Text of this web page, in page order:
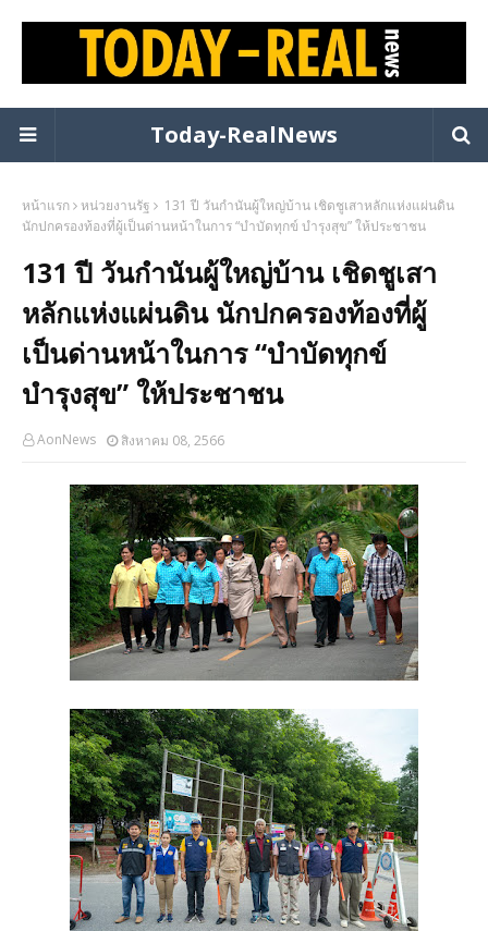
Today-RealNews
หน้าแรก หน่วยงานรัฐ
131 ปี วันกำนันผู้ใหญ่บ้าน เชิดชูเสาหลักแห่งแผ่นดิน
นักปกครองท้องที่ผู้เป็นด่านหน้าในการ “บำบัดทุกข์ บำรุงสุข” ให้ประชาชน
131 ปี วันกำนันผู้ใหญ่บ้าน เชิดชูเสา
หลักแห่งแผ่นดิน นักปกครองท้องที่ผู้
เป็นด่านหน้าในการ “บำบัดทุกข์
บำรุงสุข” ให้ประชาชน
AonNews สิงหาคม 08, 2566